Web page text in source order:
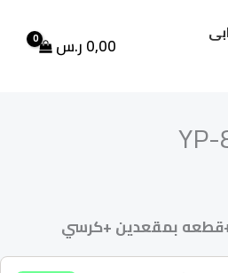
0,00ر.س
بمقعدين +كرسي